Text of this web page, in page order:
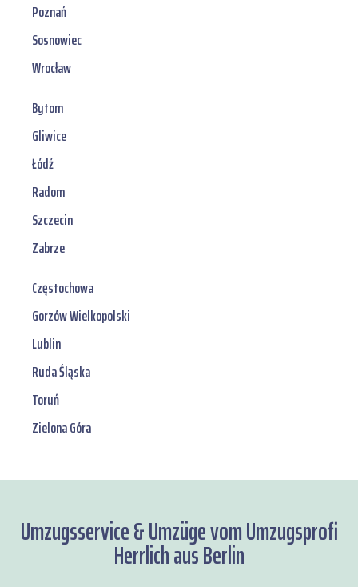
Poznań
Sosnowiec
Wrocław
Bytom
Gliwice
Łódź
Radom
Szczecin
Zabrze
Częstochowa
Gorzów Wielkopolski
Lublin
Ruda Śląska
Toruń
Zielona Góra
Umzugsservice & Umzüge vom Umzugsprofi
Herrlich aus Berlin